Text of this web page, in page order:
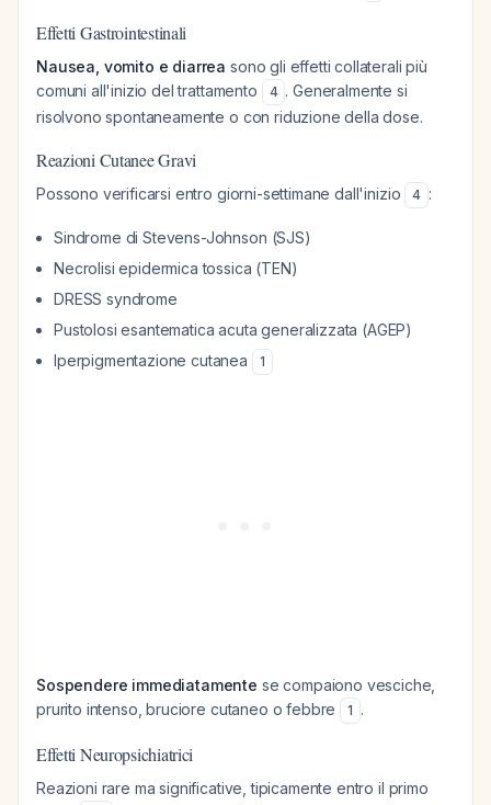
Effetti Gastrointestinali
Nausea, vomito e diarrea sono gli effetti collaterali più
comuni all'inizio del trattamento
4 . Generalmente si
risolvono spontaneamente o con riduzione della dose.
Reazioni Cutanee Gravi
Possono verificarsi entro giorni-settimane dall'inizio 4 :
Sindrome di Stevens-Johnson (SJS)
Necrolisi epidermica tossica (TEN)
DRESS syndrome
Pustolosi esantematica acuta generalizzata (AGEP)
Iperpigmentazione cutanea
1
Sospendere immediatamente se compaiono vesciche,
prurito intenso, bruciore cutaneo o febbre
1 .
Effetti Neuropsichiatrici
Reazioni rare ma significative, tipicamente entro il primo